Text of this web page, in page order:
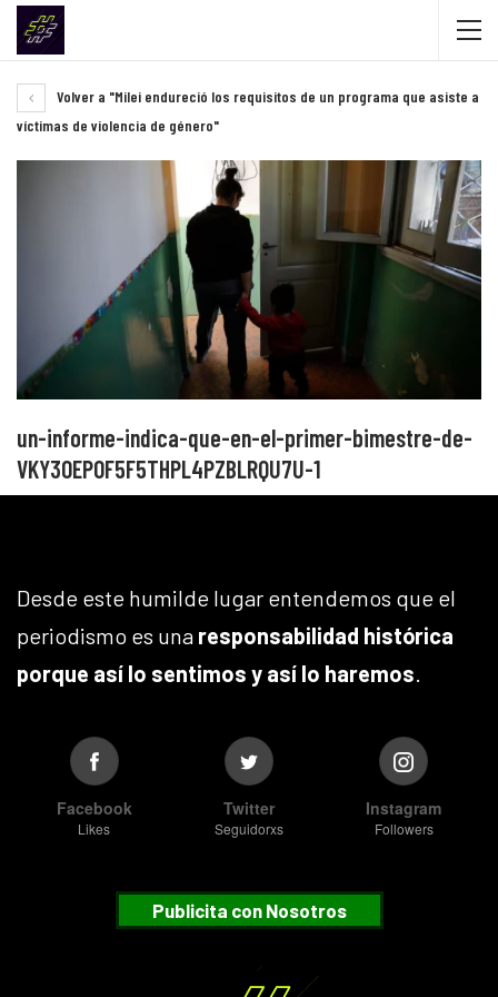
Volver a "Milei endureció los requisitos de un programa que asiste a
víctimas de violencia de género"
un-informe-indica-que-en-el-primer-bimestre-de-
VKY3OEPOF5F5THPL4PZBLRQU7U-1
Desde este humilde lugar entendemos que el
periodismo es una responsabilidad histórica
porque así lo sentimos y así lo haremos
Facebook
Likes
Twitter
Seguidorxs
Instagram
Followers
Publicita con Nosotros